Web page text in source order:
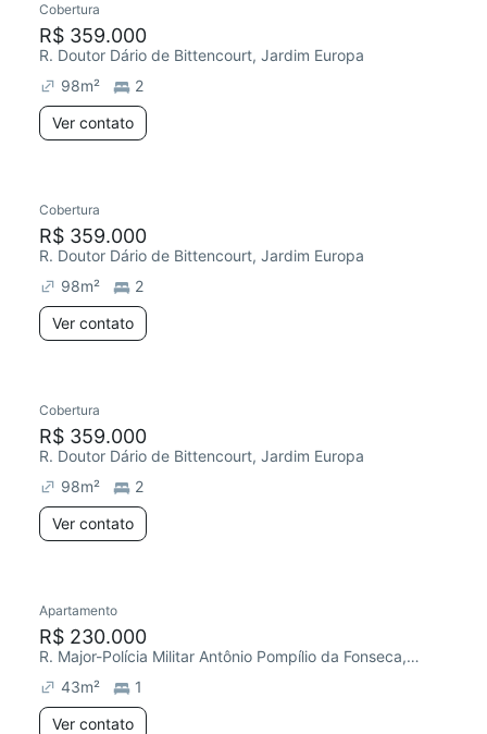
Chegou este mês
Cobertura
R$ 359.000
R. Doutor Dário de Bittencourt, Jardim Europa
98m²
2
Ver contato
Chegou este mês
Cobertura
R$ 359.000
R. Doutor Dário de Bittencourt, Jardim Europa
98m²
2
Ver contato
Chegou este mês
Cobertura
R$ 359.000
R. Doutor Dário de Bittencourt, Jardim Europa
98m²
2
Ver contato
Redecorar
Apartamento
R$ 230.000
R. Major-Polícia Militar Antônio Pompílio da Fonseca, Jardim Europa
43m²
1
Ver contato